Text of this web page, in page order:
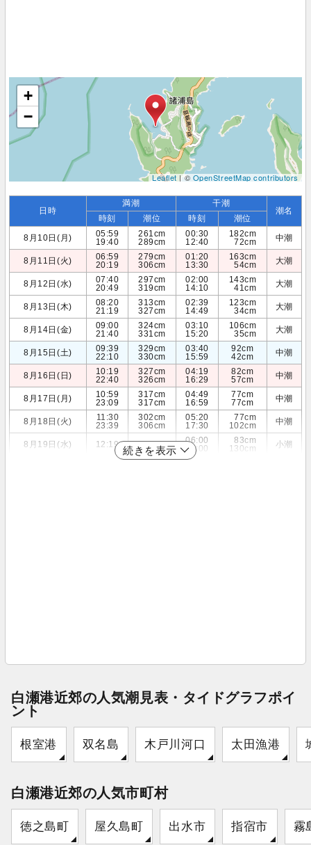
+
−
Leaflet| ©OpenStreetMap contributors
日時
満潮 干潮
潮名
時刻 潮位 時刻
潮位
8月10日(月)
05:59
19:40
261cm
289cm
00:30
12:40
182cm
72cm
中潮
8月11日(火)
06:59
20:19
279cm
306cm
01:20
13:30
163cm
54cm
大潮
8月12日(水)
07:40
20:49
297cm
319cm
02:00
14:10
143cm
41cm
大潮
8月13日(木)
08:20
21:19
313cm
327cm
02:39
14:49
123cm
34cm
大潮
8月14日(金)
09:00
21:40
324cm
331cm
03:10
15:20
106cm
35cm
大潮
8月15日(土)
09:39
22:10
329cm
330cm
03:40
15:59
92cm
42cm
中潮
8月16日(日)
10:19
22:40
327cm
326cm
04:19
16:29
82cm
57cm
中潮
8月17日(月)
10:59
23:09
317cm
317cm
04:49
16:59
77cm
77cm
中潮
8月18日(火)
11:30
23:39
302cm
306cm
05:20
17:30
77cm
102cm
中潮
8月19日(水) 12:19 281cm
06:00
18:00
83cm
130cm
小潮
続きを表示
白瀬港近郊の人気潮見表・タイドグラフポイ
ント
根室港 双名島 木戸川河口 太田漁港
白瀬港近郊の人気市町村
徳之島町 屋久島町 出水市 指宿市 霧